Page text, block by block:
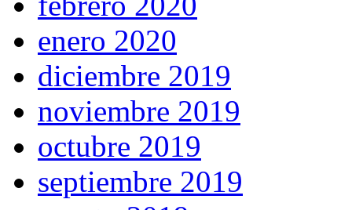
enero 2020
diciembre 2019
noviembre 2019
octubre 2019
septiembre 2019